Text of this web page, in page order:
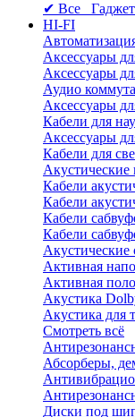
✔ Все
HI-FI
Аксессуары
Аксессуары
Аудио
Аксессуары
Кабели для
Аксессуары
Кабели для
Акустические
Кабели
Кабели
Кабели
Кабели
Активная
Активная
Акустика
Акустика для
Смотреть всё
Абсорберы,
Диски под